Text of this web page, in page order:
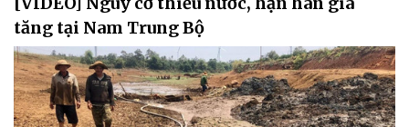
tăng tại Nam Trung Bộ